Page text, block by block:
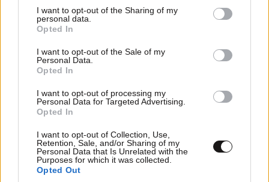
not limited to your visit or usage behaviour. You may click to
grant or deny consent to Google and its third-party tags to
use your data for below specified purposes in below Google
consent section.
I want to opt-out of the Sharing of my
personal data.
Opted In
I want to opt-out of the Sale of my
Personal Data.
Opted In
I want to opt-out of processing my
Personal Data for Targeted Advertising.
Opted In
I want to opt-out of Collection, Use,
Retention, Sale, and/or Sharing of my
Personal Data that Is Unrelated with the
Purposes for which it was collected.
Opted Out
Ποιοι φορολογούμενοι θα λάβουν email ή
τηλεφώνημα από την ΑΑΔΕ για φορολογικές
εκκρεμότητες